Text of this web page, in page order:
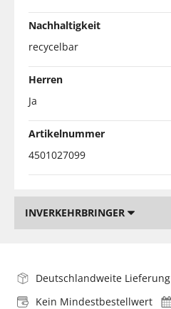
Nachhaltigkeit
recycelbar
Herren
Ja
Artikelnummer
4501027099
INVERKEHRBRINGER
Deutschlandweite Lieferung
Kein Mindestbestellwert